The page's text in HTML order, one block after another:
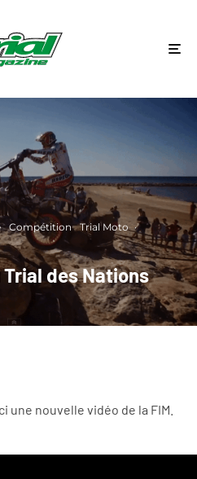
Compétition Trial Moto ·
des Nations
une nouvelle vidéo de la FIM.